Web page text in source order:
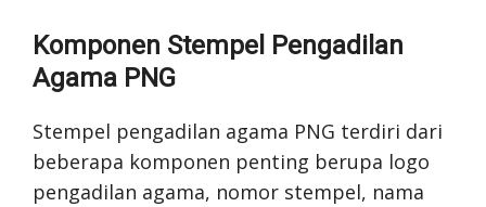
Komponen Stempel Pengadilan
Agama PNG
Stempel pengadilan agama PNG terdiri dari
beberapa komponen penting berupa logo
pengadilan agama, nomor stempel, nama